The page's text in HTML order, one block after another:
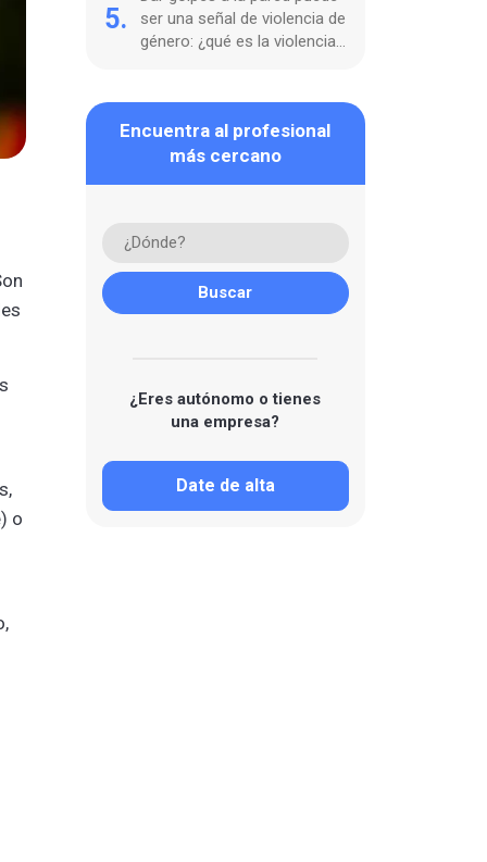
o
5.
ser una señal de violencia de
género: ¿qué es la violencia
Encuentra al profesional
más cercano
¿Eres autónomo o tienes
una empresa?
Date de alta